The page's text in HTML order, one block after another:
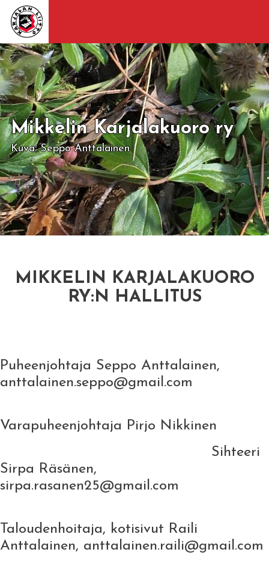
Mikkelin Karjalakuoro ry
Kuva: Seppo Anttalainen
MIKKELIN KARJALAKUORO
RY:N HALLITUS
Puheenjohtaja Seppo Anttalainen,
anttalainen.seppo@gmail.com
Varapuheenjohtaja Pirjo Nikkinen
Sihteeri
Sirpa Räsänen,
sirpa.rasanen25@gmail.com
Taloudenhoitaja, kotisivut Raili
Anttalainen, anttalainen.raili@gmail.com